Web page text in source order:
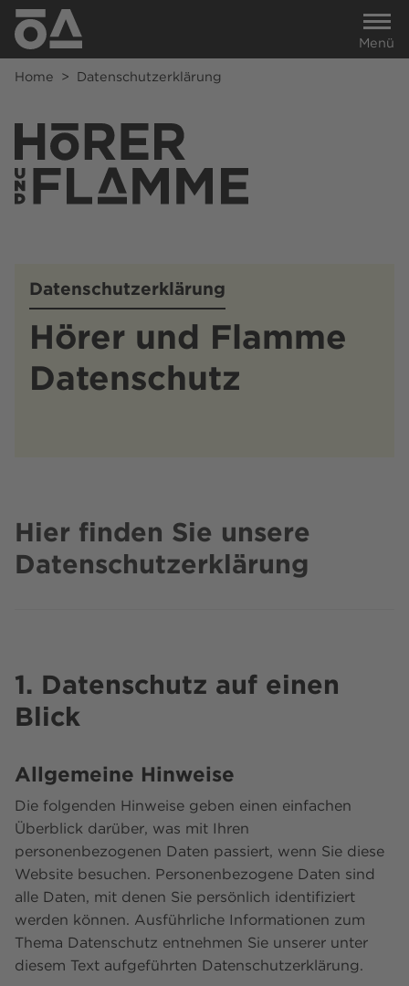
Menü
Home > Datenschutzerklärung
Datenschutzerklärung
Hörer und Flamme
Datenschutz
Hier finden Sie unsere
Datenschutzerklärung
1. Datenschutz auf einen
Blick
Allgemeine Hinweise
Die folgenden Hinweise geben einen einfachen
Überblick darüber, was mit Ihren
personenbezogenen Daten passiert, wenn Sie diese
Website besuchen. Personenbezogene Daten sind
alle Daten, mit denen Sie persönlich identifiziert
werden können. Ausführliche Informationen zum
Thema Datenschutz entnehmen Sie unserer unter
diesem Text aufgeführten Datenschutzerklärung.